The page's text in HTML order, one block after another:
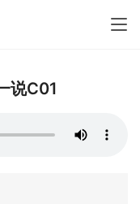
说C01